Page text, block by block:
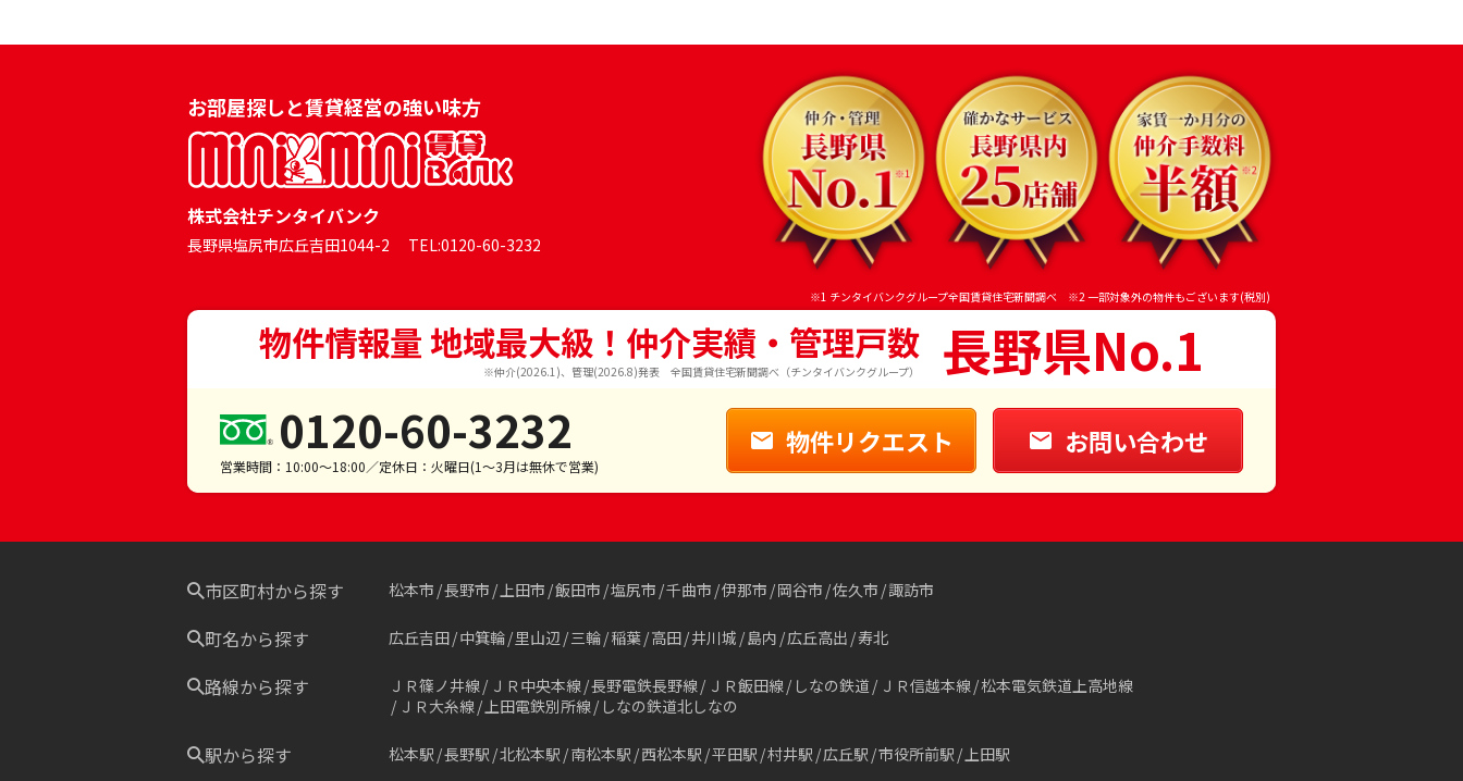
お部屋探しと賃貸経営の強い味方
株式会社チンタイバンク
長野県塩尻市広丘吉田1044-2 TEL:0120-60-3232
※1 チンタイバンクグループ全国賃貸住宅新聞調べ ※2 一部対象外の物件もございます(税別)
物件情報量 地域最大級！仲介実績・管理戸数
※仲介(2026.1)、管理(2026.8)発表 全国賃貸住宅新聞調べ（チンタイバンクグループ） 長野県No.1
0120-60-3232
営業時間：10:00～18:00／定休日：火曜日(1～3月は無休で営業)
物件リクエスト お問い合わせ
市区町村から探す 松本市 長野市 上田市 飯田市 塩尻市 千曲市 伊那市 岡谷市 佐久市 諏訪市
町名から探す 広丘吉田 中箕輪 里山辺 三輪 稲葉 高田 井川城 島内 広丘高出 寿北
路線から探す ＪＲ篠ノ井線 ＪＲ中央本線 長野電鉄長野線 ＪＲ飯田線 しなの鉄道 ＪＲ信越本線 松本電気鉄道上高地線
ＪＲ大糸線 上田電鉄別所線 しなの鉄道北しなの
駅から探す 松本駅 長野駅 北松本駅 南松本駅 西松本駅 平田駅 村井駅 広丘駅 市役所前駅 上田駅